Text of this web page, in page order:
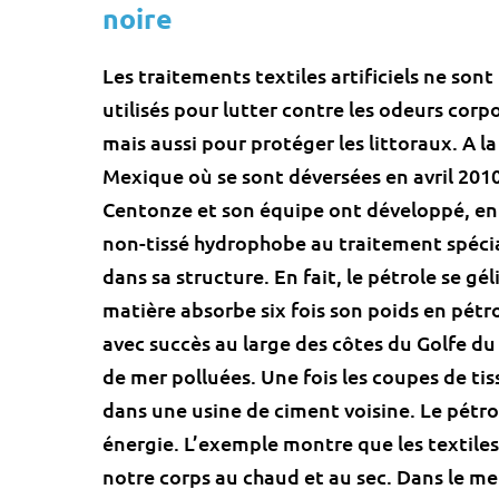
noire
Les traitements textiles artificiels ne sont
utilisés pour lutter contre les odeurs
mais aussi pour protéger les littoraux. A
Mexique où se sont déversées en avril
Centonze et son équipe ont développé,
non-tissé hydrophobe au traitement
dans sa structure. En fait, le pétrole se
matière absorbe six fois son poids en
avec succès au large des côtes du Golfe
de mer polluées. Une fois les coupes de
dans une usine de ciment voisine. Le
énergie. L’exemple montre que les
notre corps au chaud et au sec. Dans le